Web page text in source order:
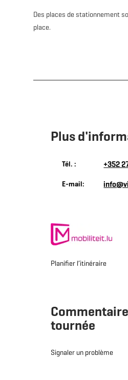
Des places de stationnement
place.
Plus
Tél. : +352
E-mail:
Planifier l’itinéraire
tournée
Signaler un problème